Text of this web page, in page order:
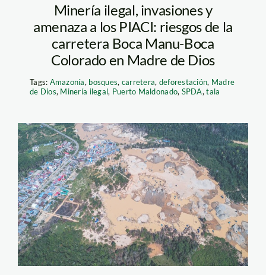
Minería ilegal, invasiones y
amenaza a los PIACI: riesgos de la
carretera Boca Manu-Boca
Colorado en Madre de Dios
Tags: Amazonía, bosques, carretera, deforestación, Madre
de Dios, Minería ilegal, Puerto Maldonado, SPDA,tala
carretera
interoceanica y
mineria ilegal – madre
de dios – vico mendez
– spda